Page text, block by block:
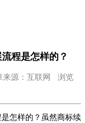
程是怎样的？
来源：互联网
浏览
怎样的？虽然商标续